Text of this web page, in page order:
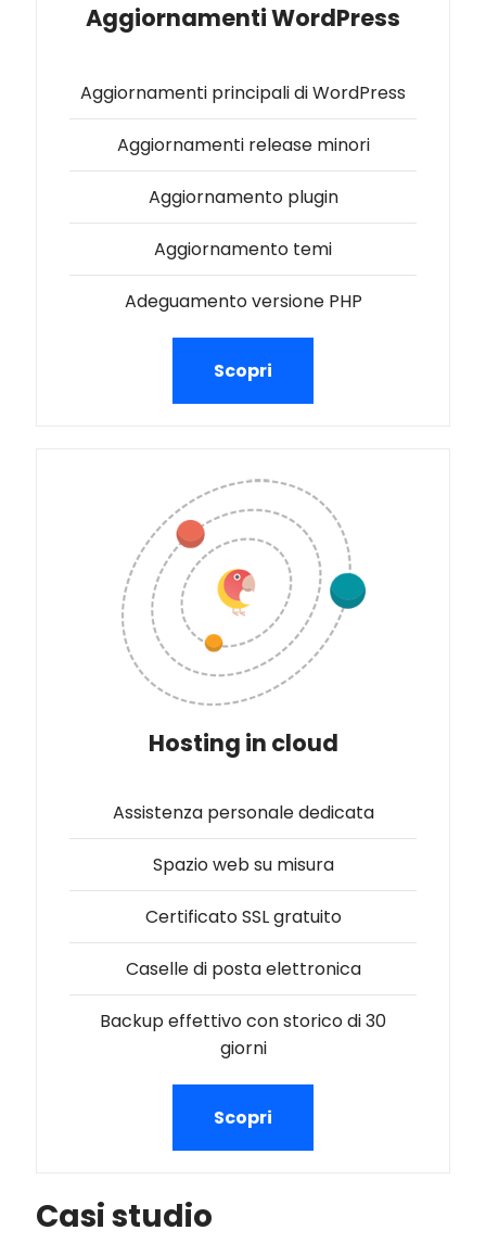
Aggiornamenti WordPress
Aggiornamenti principali di WordPress
Aggiornamenti release minori
Aggiornamento plugin
Aggiornamento temi
Adeguamento versione PHP
Scopri
Hosting in cloud
Assistenza personale dedicata
Spazio web su misura
Certificato SSL gratuito
Caselle di posta elettronica
Backup effettivo con storico di 30
giorni
Scopri
Casi studio